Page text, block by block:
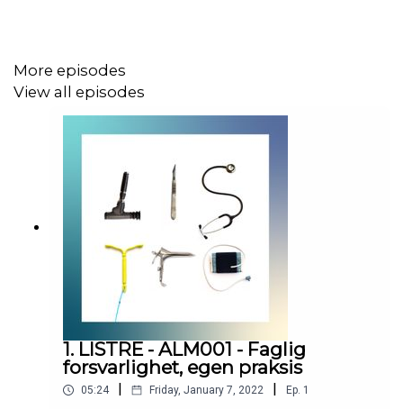
More episodes
View all episodes
1. LISTRE - ALM001 - Faglig
forsvarlighet, egen praksis
05:24 Friday, January 7, 2022 Ep. 1